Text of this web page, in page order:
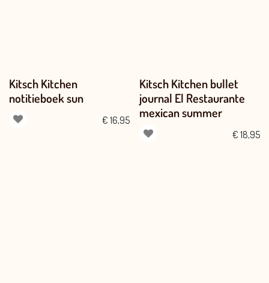
Kitsch Kitchen
notitieboek sun
€ 16,95
Kitsch Kitchen bullet
journal El Restaurante
mexican summer
€ 18,95